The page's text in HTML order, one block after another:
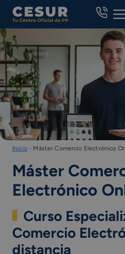
Skip
content
Inicio- Máster Comercio Electrónico
Máster
Electrónico
Curso
Comercio
distancia